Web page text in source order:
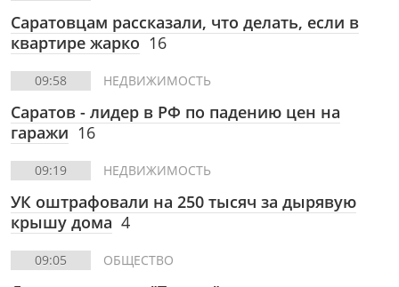
Саратовцам рассказали, что делать, если в
квартире жарко 16
09:58 НЕДВИЖИМОСТЬ
Саратов - лидер в РФ по падению цен на
гаражи 16
09:19 НЕДВИЖИМОСТЬ
УК оштрафовали на 250 тысяч за дырявую
крышу дома 4
09:05 ОБЩЕСТВО